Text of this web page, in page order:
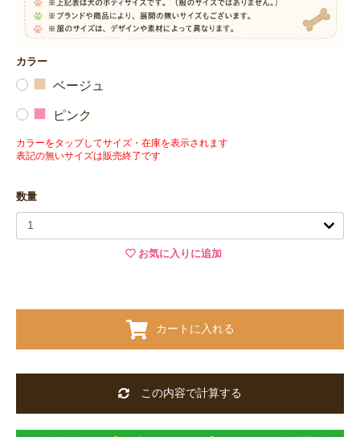
カラー
ベージュ
ピンク
カラーをタップしてサイズ・在庫を表示されます
表記の無いサイズは販売終了です
数量
お気に入りに追加
カートに入れる
この内容で計算する